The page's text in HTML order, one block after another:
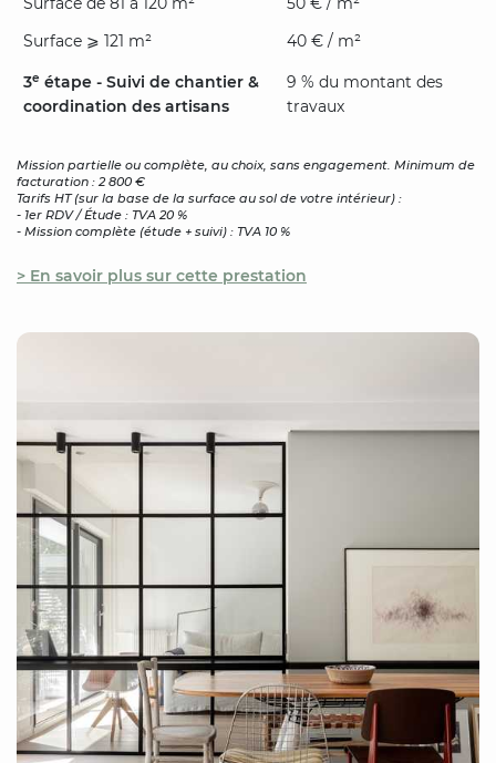
Surface ⩾ 121 m²
40 € / m²
3e étape - Suivi de chantier &
coordination des artisans
9 % du montant des
travaux
Mission partielle ou complète, au choix, sans engagement. Minimum de
facturation : 2 800 €
Tarifs HT (sur la base de la surface au sol de votre intérieur) :
- 1er RDV / Étude : TVA 20 %
- Mission complète (étude + suivi) : TVA 10 %
> En savoir plus sur cette prestation